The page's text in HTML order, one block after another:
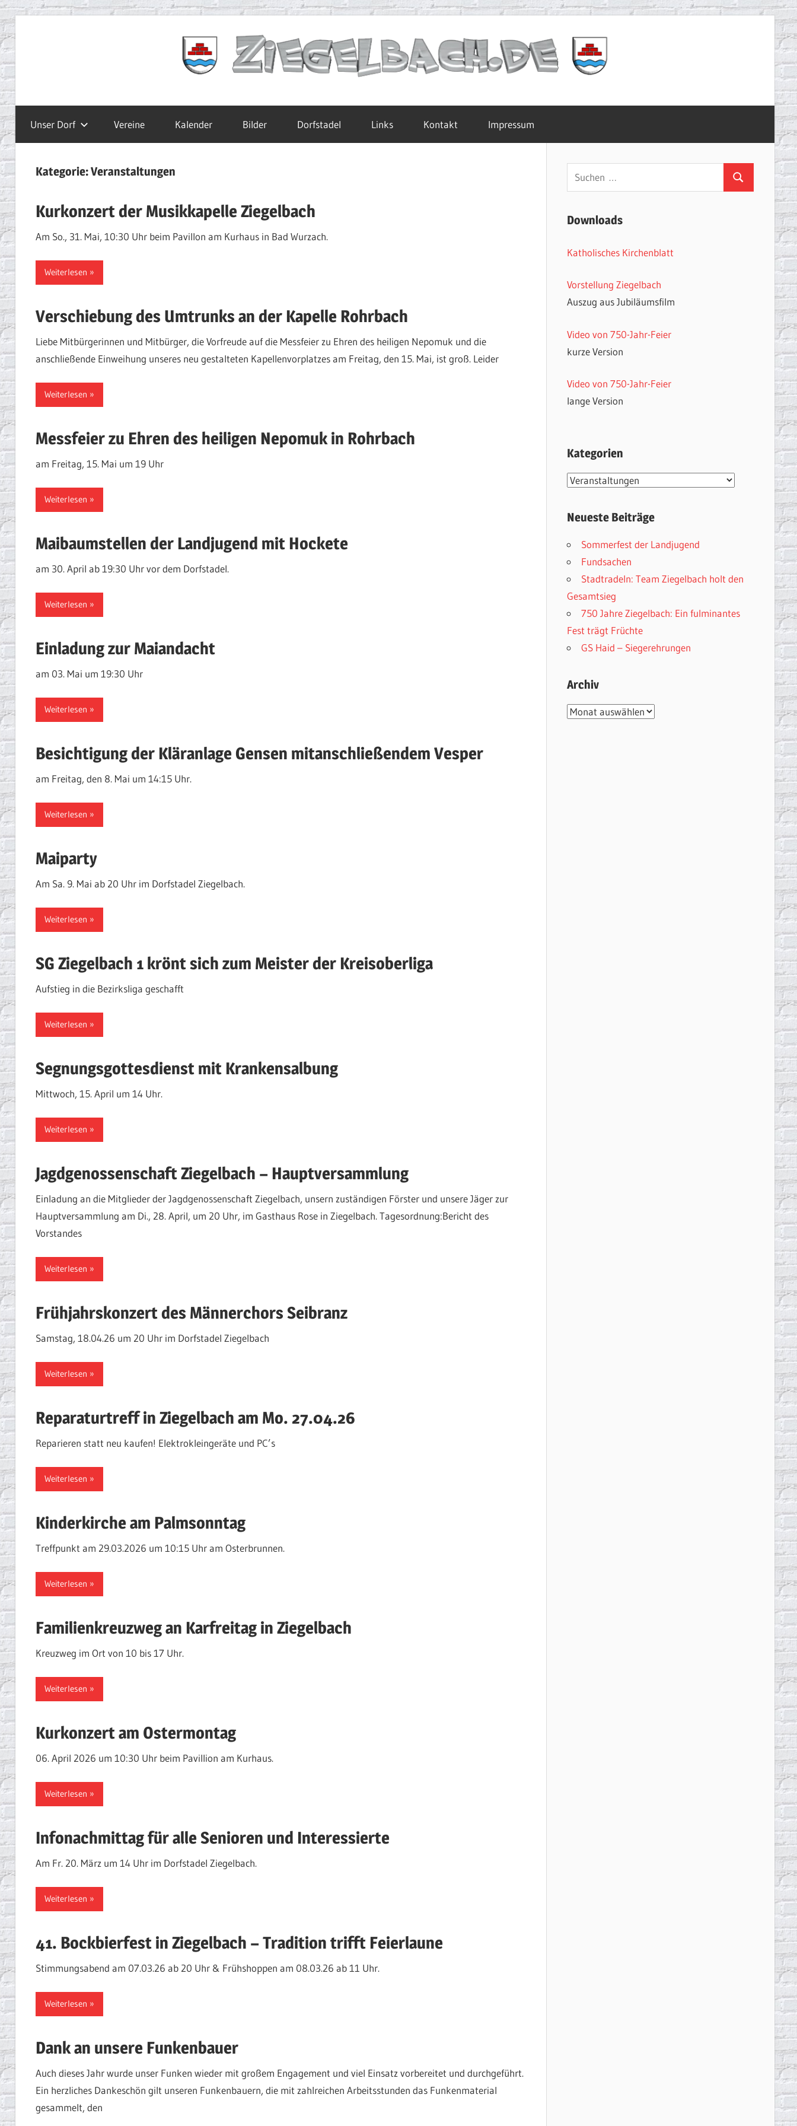
Inhalt
Ziegelbach.de
Unser Dorf Vereine Kalender Bilder Dorfstadel Links Kontakt Impressum
Kategorie:Veranstaltungen
Kurkonzert der Musikkapelle Ziegelbach
Am So., 31. Mai, 10:30 Uhr beim Pavillon am Kurhaus in Bad Wurzach.
Weiterlesen
Verschiebung des Umtrunks an der Kapelle Rohrbach
Liebe Mitbürgerinnen und Mitbürger, die Vorfreude auf die Messfeier zu Ehren des heiligen Nepomuk und die
anschließende Einweihung unseres neu gestalteten Kapellenvorplatzes am Freitag, den 15. Mai, ist groß. Leider
Weiterlesen
Messfeier zu Ehren des heiligen Nepomuk in Rohrbach
am Freitag, 15. Mai um 19 Uhr
Weiterlesen
Maibaumstellen der Landjugend mit Hockete
am 30. April ab 19:30 Uhr vor dem Dorfstadel.
Weiterlesen
Einladung zur Maiandacht
am 03. Mai um 19:30 Uhr
Weiterlesen
Besichtigung der Kläranlage Gensen mitanschließendem Vesper
am Freitag, den 8. Mai um 14:15 Uhr.
Weiterlesen
Maiparty
Am Sa. 9. Mai ab 20 Uhr im Dorfstadel Ziegelbach.
Weiterlesen
SG Ziegelbach 1 krönt sich zum Meister der Kreisoberliga
Aufstieg in die Bezirksliga geschafft
Weiterlesen
Segnungsgottesdienst mit Krankensalbung
Mittwoch, 15. April um 14 Uhr.
Weiterlesen
Jagdgenossenschaft Ziegelbach – Hauptversammlung
Einladung an die Mitglieder der Jagdgenossenschaft Ziegelbach, unsern zuständigen Förster und unsere Jäger zur
Hauptversammlung am Di., 28. April, um 20 Uhr, im Gasthaus Rose in Ziegelbach. Tagesordnung:Bericht des
Vorstandes
Weiterlesen
Frühjahrskonzert des Männerchors Seibranz
Samstag, 18.04.26 um 20 Uhr im Dorfstadel Ziegelbach
Weiterlesen
Reparaturtreff in Ziegelbach am Mo. 27.04.26
Reparieren statt neu kaufen! Elektrokleingeräte und PC’s
Weiterlesen
Kinderkirche am Palmsonntag
Treffpunkt am 29.03.2026 um 10:15 Uhr am Osterbrunnen.
Weiterlesen
Familienkreuzweg an Karfreitag in Ziegelbach
Kreuzweg im Ort von 10 bis 17 Uhr.
Weiterlesen
Kurkonzert am Ostermontag
06. April 2026 um 10:30 Uhr beim Pavillion am Kurhaus.
Weiterlesen
Infonachmittag für alle Senioren und Interessierte
Am Fr. 20. März um 14 Uhr im Dorfstadel Ziegelbach.
Weiterlesen
41. Bockbierfest in Ziegelbach – Tradition trifft Feierlaune
Stimmungsabend am 07.03.26 ab 20 Uhr & Frühshoppen am 08.03.26 ab 11 Uhr.
Weiterlesen
Dank an unsere Funkenbauer
Auch dieses Jahr wurde unser Funken wieder mit großem Engagement und viel Einsatz vorbereitet und durchgeführt.
Ein herzliches Dankeschön gilt unseren Funkenbauern, die mit zahlreichen Arbeitsstunden das Funkenmaterial
gesammelt, den
Suchen
nach:
Suchen
Downloads
Katholisches Kirchenblatt
Vorstellung Ziegelbach
Auszug aus Jubiläumsfilm
Video von 750-Jahr-Feier
kurze Version
Video von 750-Jahr-Feier
lange Version
Kategorien
Kategorien
Neueste Beiträge
Sommerfest der Landjugend
Fundsachen
Stadtradeln: Team Ziegelbach holt den
Gesamtsieg
750 Jahre Ziegelbach: Ein fulminantes
Fest trägt Früchte
GS Haid – Siegerehrungen
Archiv
Archiv